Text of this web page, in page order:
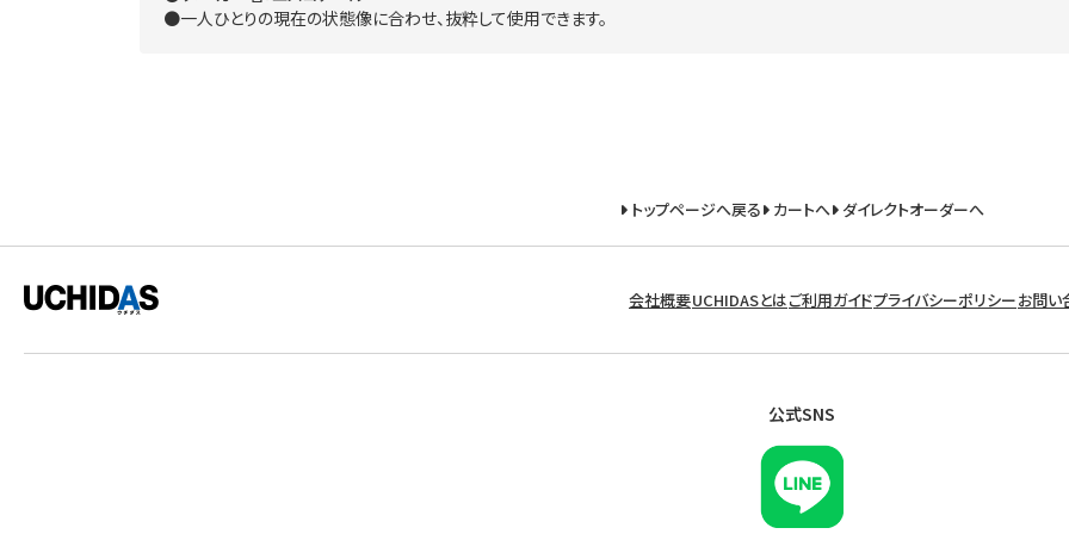
●一人ひとりの現在の状態像に合わせ、抜粋して使用できます。
トップページへ戻る カートへ ダイレクトオーダーへ
会社概要UCHIDASとはご利用ガイドプライバシーポリシーお問い
公式SNS